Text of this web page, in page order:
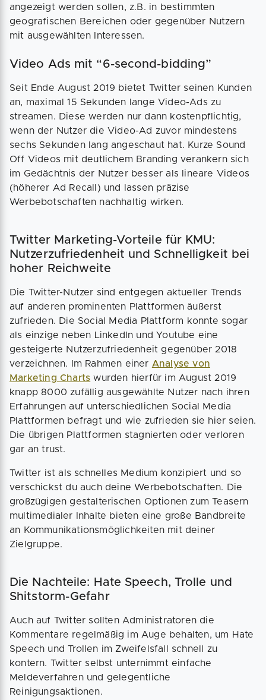
angezeigt werden sollen, z.B. in bestimmten
geografischen Bereichen oder gegenüber Nutzern
mit ausgewählten Interessen.
Video Ads mit “6-second-bidding”
Seit Ende August 2019 bietet Twitter seinen Kunden
an, maximal 15 Sekunden lange Video-Ads zu
streamen. Diese werden nur dann kostenpflichtig,
wenn der Nutzer die Video-Ad zuvor mindestens
sechs Sekunden lang angeschaut hat. Kurze Sound
Off Videos mit deutlichem Branding verankern sich
im Gedächtnis der Nutzer besser als lineare Videos
(höherer Ad Recall) und lassen präzise
Werbebotschaften nachhaltig wirken.
Twitter Marketing-Vorteile für KMU:
Nutzerzufriedenheit und Schnelligkeit bei
hoher Reichweite
Die Twitter-Nutzer sind entgegen aktueller Trends
auf anderen prominenten Plattformen äußerst
zufrieden. Die Social Media Plattform konnte sogar
als einzige neben LinkedIn und Youtube eine
gesteigerte Nutzerzufriedenheit gegenüber 2018
verzeichnen. Im Rahmen einer Analyse von
Marketing Charts wurden hierfür im August 2019
knapp 8000 zufällig ausgewählte Nutzer nach ihren
Erfahrungen auf unterschiedlichen Social Media
Plattformen befragt und wie zufrieden sie hier seien.
Die übrigen Plattformen stagnierten oder verloren
gar an trust.
Twitter ist als schnelles Medium konzipiert und so
verschickst du auch deine Werbebotschaften. Die
großzügigen gestalterischen Optionen zum Teasern
multimedialer Inhalte bieten eine große Bandbreite
an Kommunikationsmöglichkeiten mit deiner
Zielgruppe.
Die Nachteile: Hate Speech, Trolle und
Shitstorm-Gefahr
Auch auf Twitter sollten Administratoren die
Kommentare regelmäßig im Auge behalten, um Hate
Speech und Trollen im Zweifelsfall schnell zu
kontern. Twitter selbst unternimmt einfache
Meldeverfahren und gelegentliche
Reinigungsaktionen.